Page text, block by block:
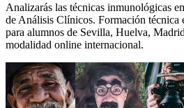
Analizarás las técnicas inmunológicas
de Análisis Clínicos. Formación técnica
para alumnos de Sevilla, Huelva,
modalidad online internacional.